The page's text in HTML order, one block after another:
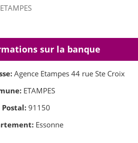
sur la banque
Agence Etampes 44 rue Ste Croix
ETAMPES
Postal: 91150
Essonne